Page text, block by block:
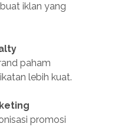
iklan yang
paham
lebih kuat.
promosi